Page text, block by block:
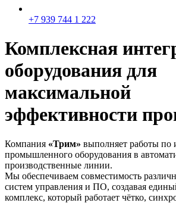
+7 939 744 1 222
Комплексная
оборудования для
максимальной
эффективности
Компания «Трим» выполняет работы по
промышленного оборудования в
производственные линии.
Мы обеспечиваем совместимость
систем управления и ПО, создавая
комплекс, который работает чётко,